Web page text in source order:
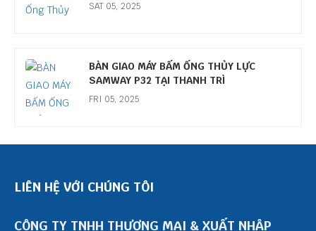
SAT 05, 2025
BÀN GIAO MÁY BẤM ỐNG THỦY LỰC
SAMWAY P32 TẠI THANH TRÌ
FRI 05, 2025
LIÊN HỆ VỚI CHÚNG TÔI
CÔNG TY TNHH THƯƠNG MẠI & XUẤT NHẬP